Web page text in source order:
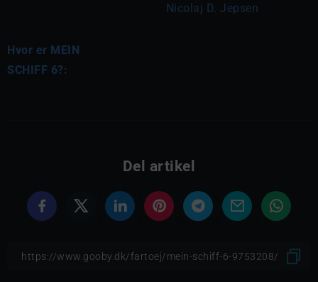
Nicolaj D. Jepsen
Hvor er MEIN
SCHIFF 6?:
Del artikel